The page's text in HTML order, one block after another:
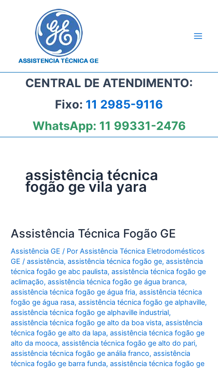
CENTRAL DE ATENDIMENTO:
Fixo: 11 2985-9116
WhatsApp: 11 99331-2476
assistência técnica
fogão ge vila yara
Assistência Técnica Fogão GE
Assistência GE / PorAssistência Técnica Eletrodomésticos
GE/assistência,assistência técnica fogão ge,assistência
técnica fogão ge abc paulista,assistência técnica fogão ge
aclimação,assistência técnica fogão ge água branca,
assistência técnica fogão ge água fria,assistência técnica
fogão ge água rasa,assistência técnica fogão ge alphaville,
assistência técnica fogão ge alphaville industrial,
assistência técnica fogão ge alto da boa vista,assistência
técnica fogão ge alto da lapa,assistência técnica fogão ge
alto da mooca,assistência técnica fogão ge alto do pari,
assistência técnica fogão ge anália franco,assistência
técnica fogão ge barra funda,assistência técnica fogão ge